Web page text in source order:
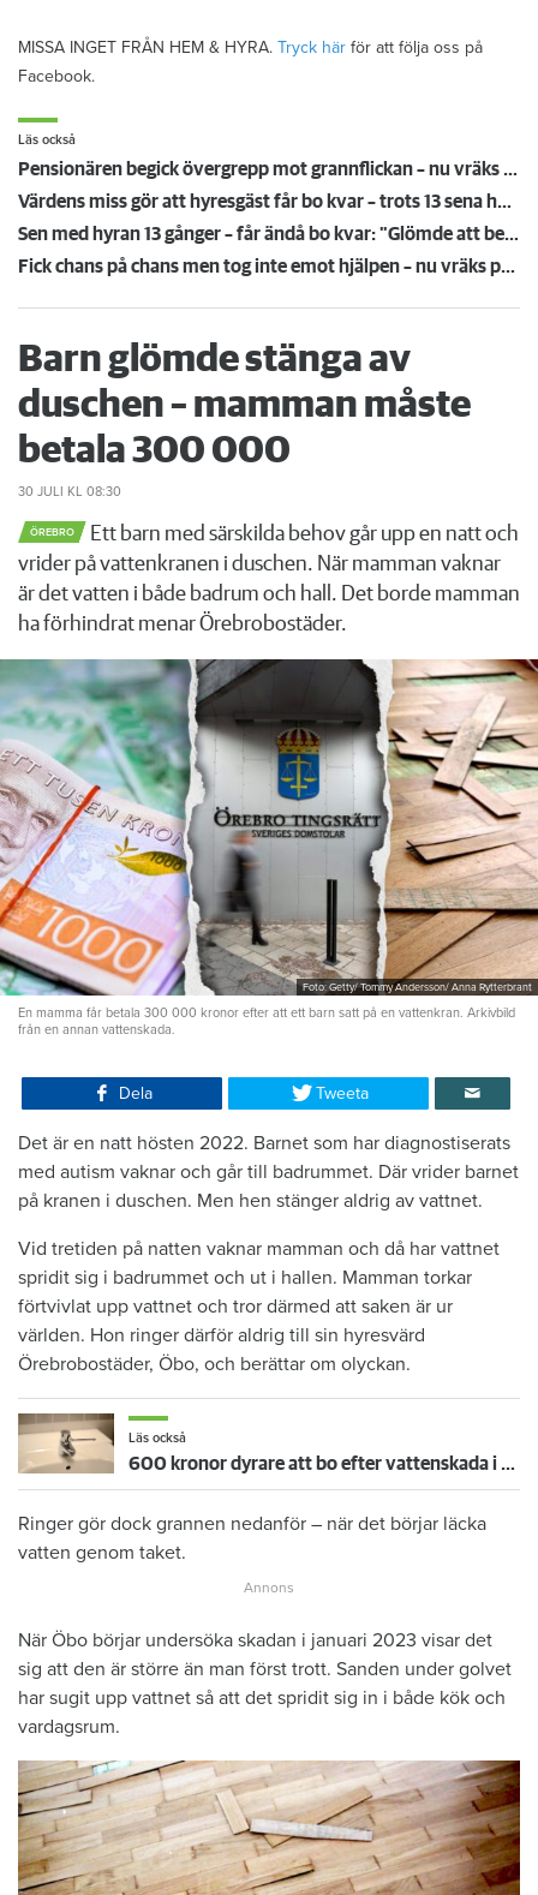
MISSA INGET FRÅN HEM & HYRA. Tryck här för att följa oss på
Facebook.
Läs också
Pensionären begick övergrepp mot grannflickan – nu vräks han
Värdens miss gör att hyresgäst får bo kvar – trots 13 sena hyror
Sen med hyran 13 gånger – får ändå bo kvar: "Glömde att betala"
Fick chans på chans men tog inte emot hjälpen – nu vräks paret: ”Tragiskt"
Barn glömde stänga av
duschen – mamman måste
betala 300 000
30 JULI KL 08:30
ÖREBRO
Ett barn med särskilda behov går upp en natt och
vrider på vattenkranen i duschen. När mamman vaknar
är det vatten i både badrum och hall. Det borde mamman
ha förhindrat menar Örebrobostäder.
Foto: Getty/ Tommy Andersson/ Anna Rytterbrant
En mamma får betala 300 000 kronor efter att ett barn satt på en vattenkran. Arkivbild
från en annan vattenskada.
Dela Tweeta
Det är en natt hösten 2022. Barnet som har diagnostiserats
med autism vaknar och går till badrummet. Där vrider barnet
på kranen i duschen. Men hen stänger aldrig av vattnet.
Vid tretiden på natten vaknar mamman och då har vattnet
spridit sig i badrummet och ut i hallen. Mamman torkar
förtvivlat upp vattnet och tror därmed att saken är ur
världen. Hon ringer därför aldrig till sin hyresvärd
Örebrobostäder, Öbo, och berättar om olyckan.
Läs också
600 kronor dyrare att bo efter vattenskada i Varberg
Ringer gör dock grannen nedanför – när det börjar läcka
vatten genom taket.
När Öbo börjar undersöka skadan i januari 2023 visar det
sig att den är större än man först trott. Sanden under golvet
har sugit upp vattnet så att det spridit sig in i både kök och
vardagsrum.